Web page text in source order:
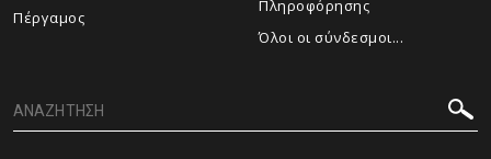
Πέργαμος
Πληροφόρησης
Όλοι οι σύνδεσμοι...